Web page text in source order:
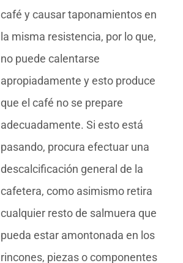
café y causar taponamientos en
la misma resistencia, por lo que,
no puede calentarse
apropiadamente y esto produce
que el café no se prepare
adecuadamente. Si esto está
pasando, procura efectuar una
descalcificación general de la
cafetera, como asimismo retira
cualquier resto de salmuera que
pueda estar amontonada en los
rincones, piezas o componentes